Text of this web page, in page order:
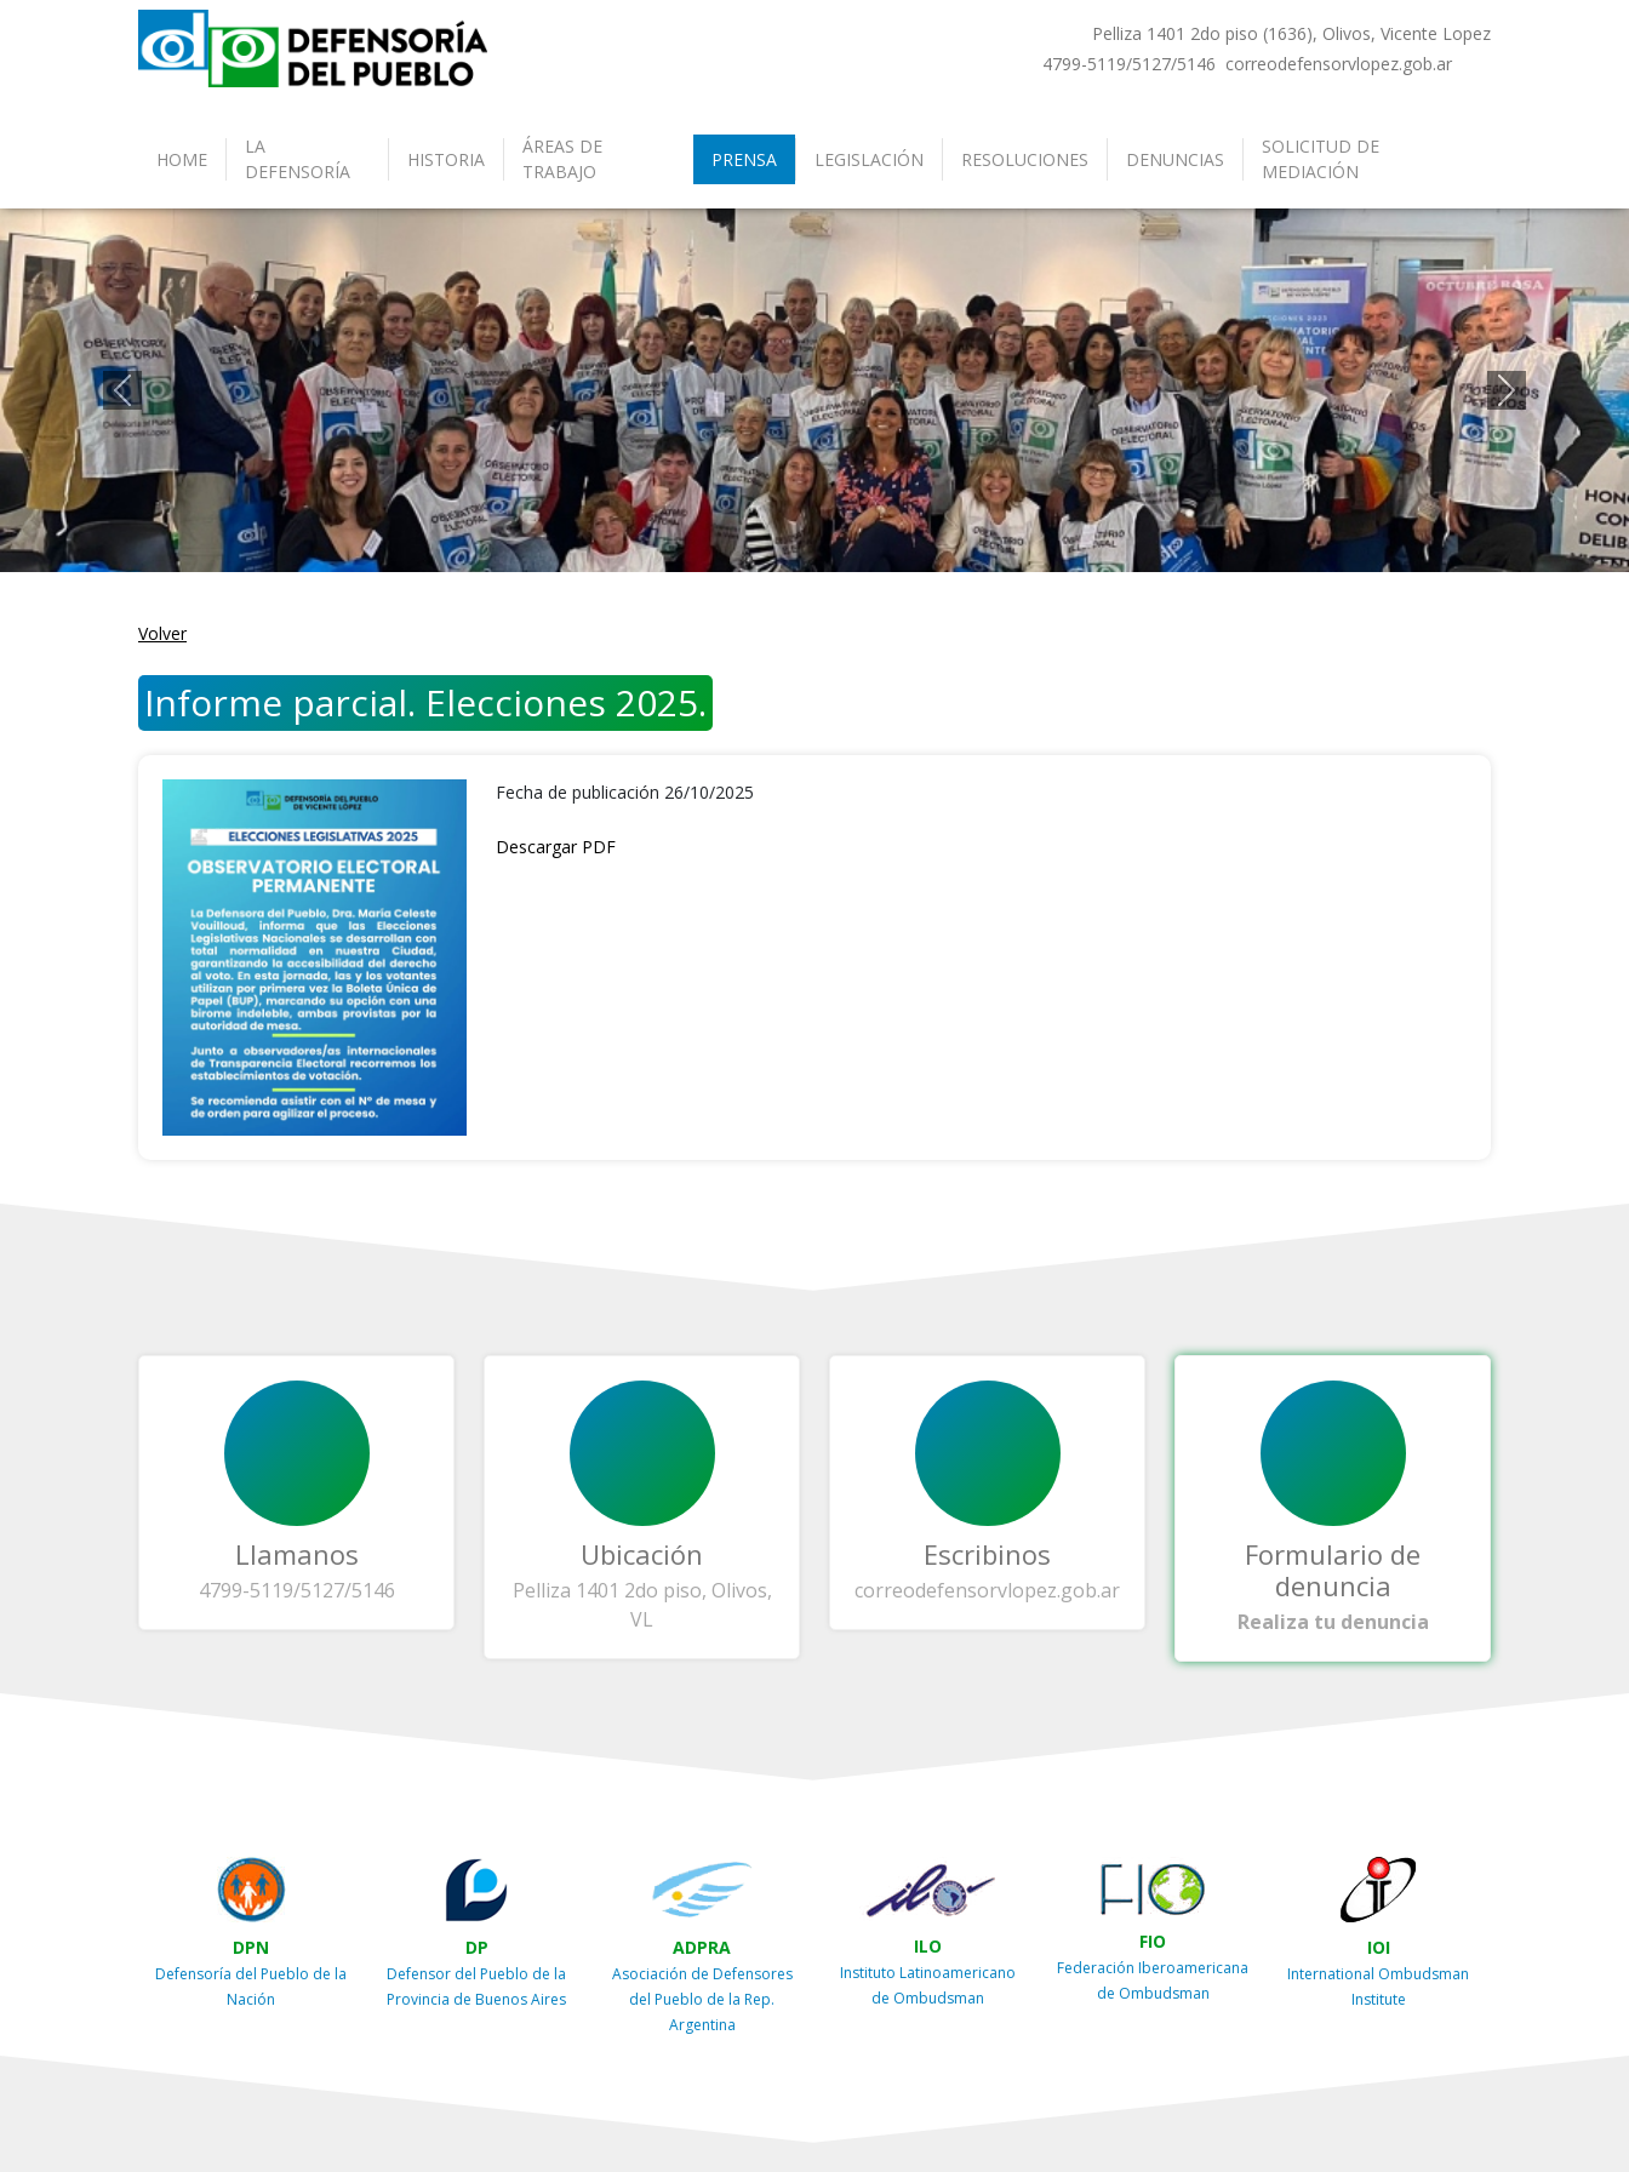
Pelliza 1401 2do piso (1636), Olivos, Vicente Lopez
4799-5119/5127/5146 correodefensorvlopez.gob.ar
HOME
LA
DEFENSORÍA
HISTORIA
ÁREAS DE
TRABAJO
PRENSA LEGISLACIÓN RESOLUCIONES DENUNCIAS
SOLICITUD DE
MEDIACIÓN
Anterior Siguiente
Volver
Informe parcial. Elecciones 2025.
Fecha de publicación 26/10/2025
Descargar PDF
Llamanos
4799-5119/5127/5146
Ubicación
Pelliza 1401 2do piso, Olivos,
VL
Escribinos
correodefensorvlopez.gob.ar
Formulario de
denuncia
Realiza tu denuncia
DPN
Defensoría del Pueblo de la
Nación
DP
Defensor del Pueblo de la
Provincia de Buenos Aires
ADPRA
Asociación de Defensores
del Pueblo de la Rep.
Argentina
ILO
Instituto Latinoamericano
de Ombudsman
FIO
Federación Iberoamericana
de Ombudsman
IOI
International Ombudsman
Institute